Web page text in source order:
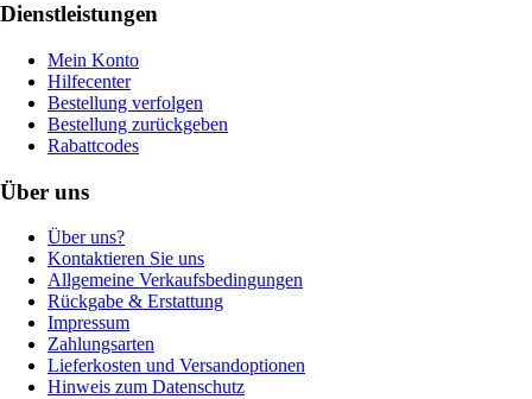
Dienstleistungen
Mein Konto
Hilfecenter
Bestellung verfolgen
Bestellung zurückgeben
Rabattcodes
Über uns
Über uns?
Kontaktieren Sie uns
Allgemeine Verkaufsbedingungen
Rückgabe & Erstattung
Impressum
Zahlungsarten
Lieferkosten und Versandoptionen
Hinweis zum Datenschutz